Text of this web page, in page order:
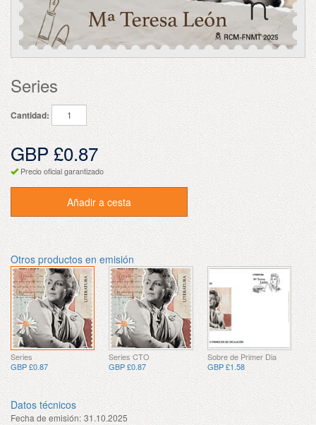
Series
Cantidad:
GBP £0.87
Precio oficial garantizado
Añadir a cesta
Otros productos en emisión
Series
GBP £0.87
Series CTO
GBP £0.87
Sobre de Primer Dia
GBP £1.58
Datos técnicos
Fecha de emisión: 31.10.2025